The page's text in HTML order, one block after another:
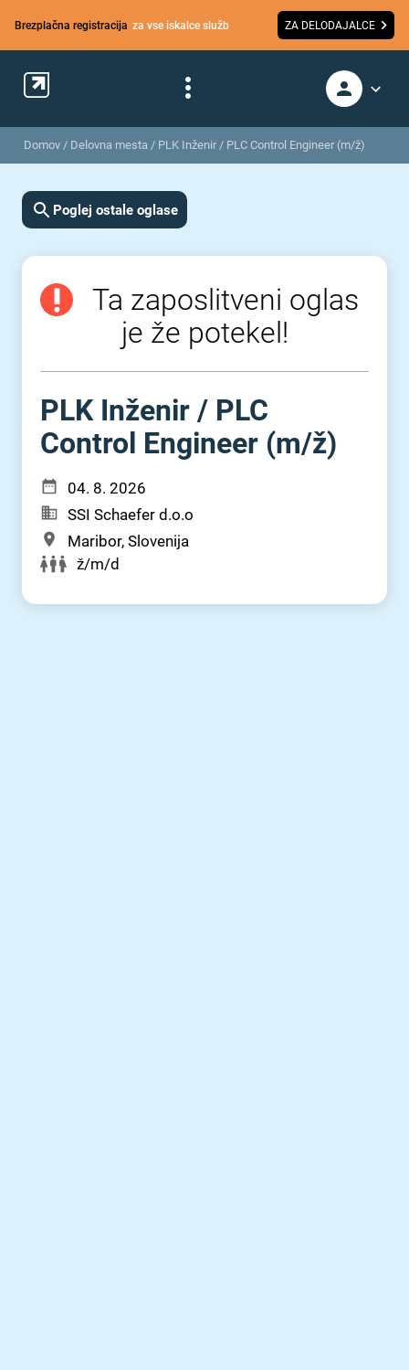
Brezplačna registracija za vse iskalce služb ZA DELODAJALCE
Domov / Delovna mesta / PLK Inženir / PLC Control Engineer (m/ž)
Poglej ostale oglase
Ta zaposlitveni oglas
je že potekel!
PLK Inženir ⁠/⁠ PLC
Control Engineer (m⁠/⁠ž)
04. 8. 2026
SSI Schaefer d.o.o
Maribor, Slovenija
ž/m/d